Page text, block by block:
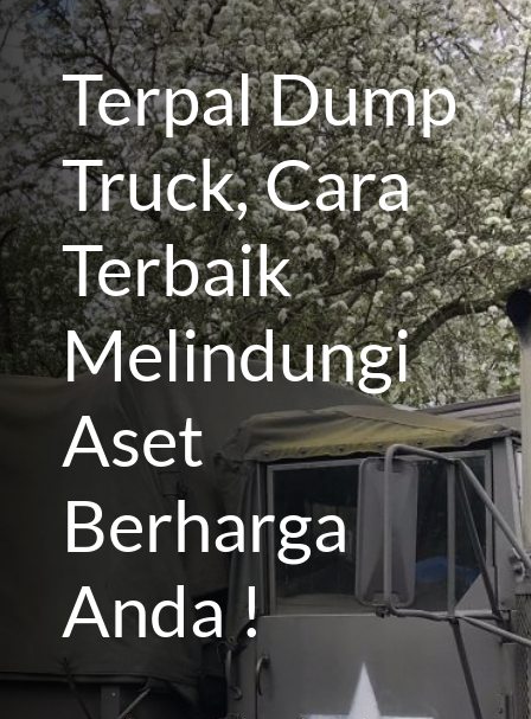
Terpal Dump
Truck, Cara
Terbaik
Melindungi
Aset
Berharga
Anda !